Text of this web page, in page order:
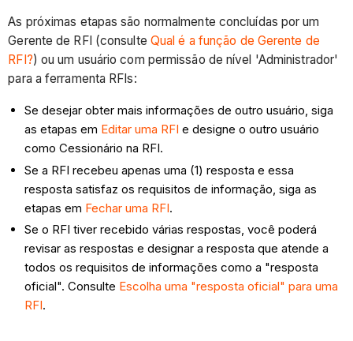
As próximas etapas são normalmente concluídas por um
Gerente de RFI (consulte Qual é a função de Gerente de
RFI?) ou um usuário com permissão de nível 'Administrador'
para a ferramenta RFIs:
Se desejar obter mais informações de outro usuário, siga
as etapas em Editar uma RFI e designe o outro usuário
como Cessionário na RFI.
Se a RFI recebeu apenas uma (1) resposta e essa
resposta satisfaz os requisitos de informação, siga as
etapas em Fechar uma RFI.
Se o RFI tiver recebido várias respostas, você poderá
revisar as respostas e designar a resposta que atende a
todos os requisitos de informações como a "resposta
oficial". Consulte Escolha uma "resposta oficial" para uma
RFI.